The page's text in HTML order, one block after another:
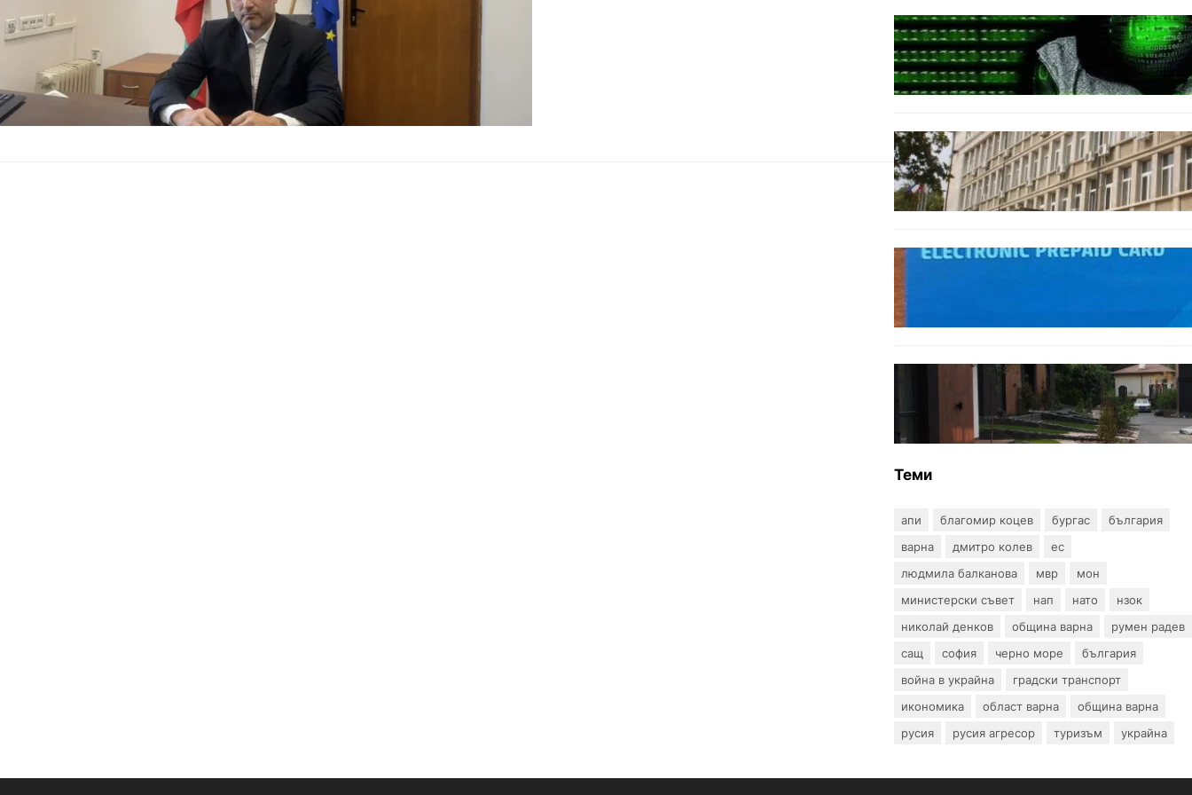
БЪЛГАРИЯ
Разкриха дългогодишен
пробив в държавни
информационни системи
ОБЩЕСТВО
Домашният арест на шофьора,
обвинен за смъртта на
моторист, остава в сила
ОБЩЕСТВО
БЪЛГАРИЯ
12 съдебни дела оспорват
заповедите за събаряне на
сгради в местността „Баба
Алино“
Теми
апи благомир коцев бургас
българия
варна
дмитро колев
ес
людмила балканова
мвр
мон
министерски съвет
нап нато
нзок
николай денков
община варна
румен радев
сащ
софия черно море
българия
война в украйна
градски транспорт
икономика
област варна
община варна
русия
русия агресор туризъм украйна